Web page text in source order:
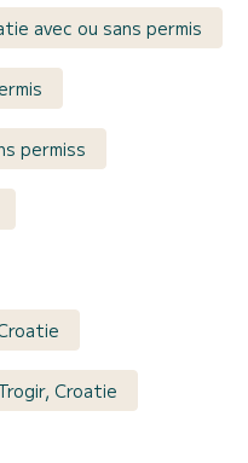
avec ou sans permis
permiss
Croatie